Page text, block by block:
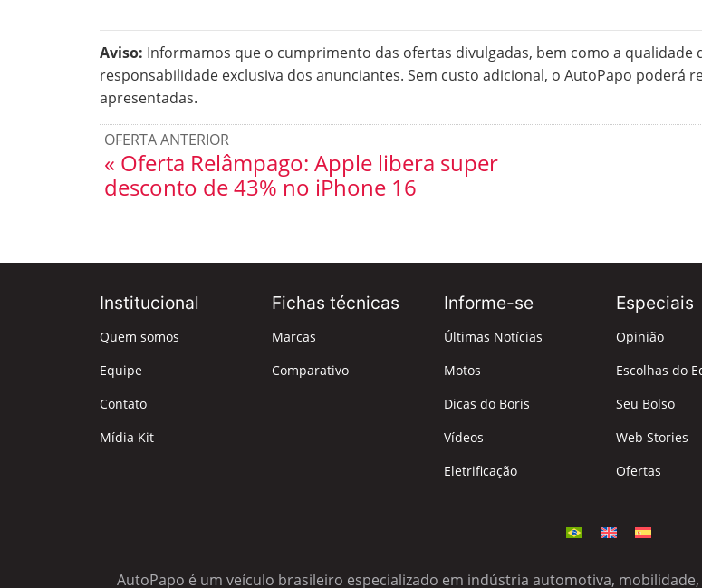
Aviso: Informamos que o cumprimento das ofertas divulgadas, bem como a
responsabilidade exclusiva dos anunciantes. Sem custo adicional, o AutoPapo poderá
apresentadas.
OFERTA ANTERIOR
« Oferta Relâmpago: Apple libera super
desconto de 43% no iPhone 16
Institucional
Quem somos
Equipe
Contato
Mídia Kit
Fichas técnicas
Marcas
Comparativo
Informe-se
Últimas Notícias
Motos
Dicas do Boris
Vídeos
Eletrificação
Especiais
Opinião
Escolhas do
Seu Bolso
Web Stories
Ofertas
AutoPapo é um veículo brasileiro especializado em indústria automotiva,